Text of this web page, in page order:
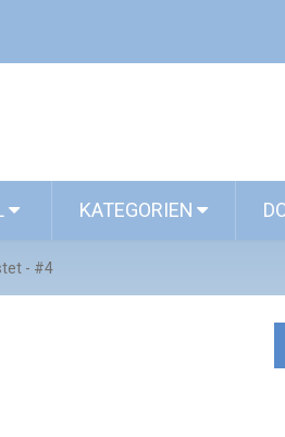
KATEGORIEN
- #4